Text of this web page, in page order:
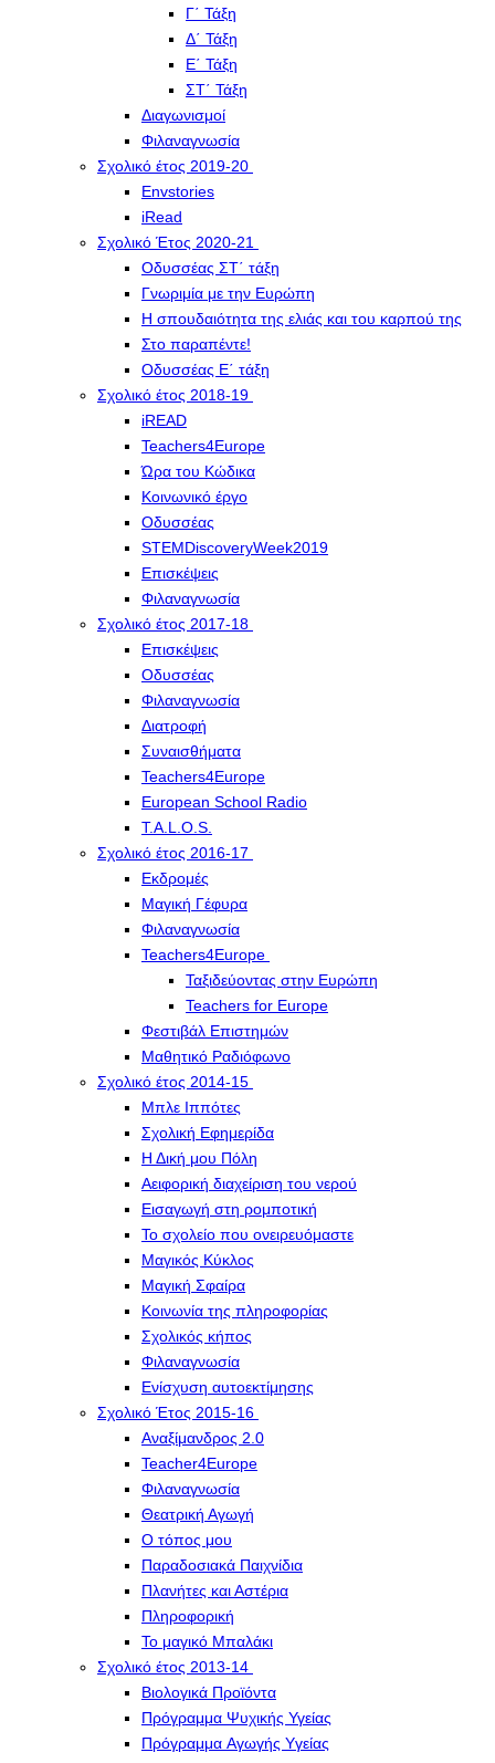
Γ΄ Τάξη
Δ΄ Τάξη
Ε΄ Τάξη
ΣΤ΄ Τάξη
Διαγωνισμοί
Φιλαναγνωσία
Σχολικό έτος 2019-20
Envstories
iRead
Σχολικό Έτος 2020-21
Οδυσσέας ΣΤ΄ τάξη
Γνωριμία με την Ευρώπη
Η σπουδαιότητα της ελιάς και του καρπού της
Στο παραπέντε!
Οδυσσέας Ε΄ τάξη
Σχολικό έτος 2018-19
iREAD
Teachers4Europe
Ώρα του Κώδικα
Κοινωνικό έργο
Οδυσσέας
STEMDiscoveryWeek2019
Επισκέψεις
Φιλαναγνωσία
Σχολικό έτος 2017-18
Επισκέψεις
Οδυσσέας
Φιλαναγνωσία
Διατροφή
Συναισθήματα
Teachers4Europe
European School Radio
T.A.L.O.S.
Σχολικό έτος 2016-17
Εκδρομές
Μαγική Γέφυρα
Φιλαναγνωσία
Teachers4Europe
Ταξιδεύοντας στην Ευρώπη
Teachers for Europe
Φεστιβάλ Επιστημών
Μαθητικό Ραδιόφωνο
Σχολικό έτος 2014-15
Μπλε Ιππότες
Σχολική Εφημερίδα
Η Δική μου Πόλη
Αειφορική διαχείριση του νερού
Εισαγωγή στη ρομποτική
Το σχολείο που ονειρευόμαστε
Μαγικός Κύκλος
Μαγική Σφαίρα
Kοινωνία της πληροφορίας
Σχολικός κήπος
Φιλαναγνωσία
Eνίσχυση αυτοεκτίμησης
Σχολικό Έτος 2015-16
Αναξίμανδρος 2.0
Teacher4Europe
Φιλαναγνωσία
Θεατρική Αγωγή
Ο τόπος μου
Παραδοσιακά Παιχνίδια
Πλανήτες και Αστέρια
Πληροφορική
Το μαγικό Μπαλάκι
Σχολικό έτος 2013-14
Βιολογικά Προϊόντα
Πρόγραμμα Ψυχικής Υγείας
Πρόγραμμα Aγωγής Yγείας